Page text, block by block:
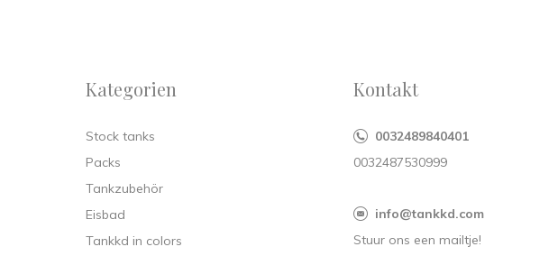
Kategorien
Stock tanks
Packs
Tankzubehör
Eisbad
Tankkd in colors
Kontakt
0032489840401
0032487530999
info@tankkd.com
Stuur ons een mailtje!